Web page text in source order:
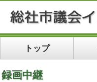
トップ
録画中継